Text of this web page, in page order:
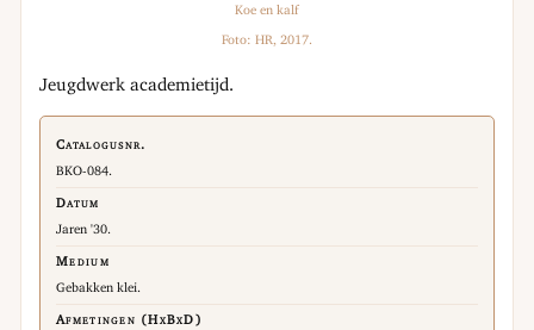
Koe en kalf
Foto: HR, 2017.
Jeugdwerk academietijd.
Catalogusnr.
BKO-084.
Datum
Jaren '30.
Medium
Gebakken klei.
Afmetingen (HxBxD)